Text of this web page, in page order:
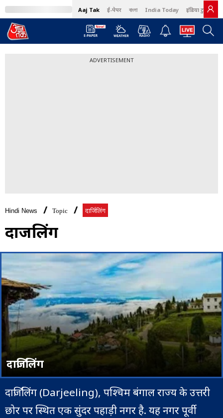
Aaj Tak ई-पेपर বাংলা India Today इंडिया टुडे हिंदी
ADVERTISEMENT
Hindi News Topic दार्जिलिंग
दार्जिलिंग
दार्जिलिंग
दार्जिलिंग (Darjeeling), पश्चिम बंगाल राज्य के उत्तरी
छोर पर स्थित एक सुंदर पहाड़ी नगर है. यह नगर पूर्वी